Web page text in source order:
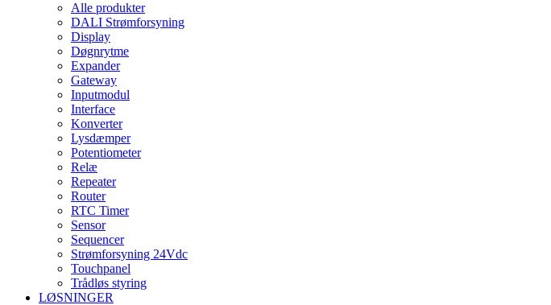
Alle produkter
DALI Strømforsyning
Display
Døgnrytme
Expander
Gateway
Inputmodul
Interface
Konverter
Lysdæmper
Potentiometer
Relæ
Repeater
Router
RTC Timer
Sensor
Sequencer
Strømforsyning 24Vdc
Touchpanel
Trådløs styring
LØSNINGER